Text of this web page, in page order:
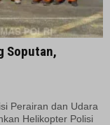
Soputan,
Perairan dan Udara
Helikopter Polisi